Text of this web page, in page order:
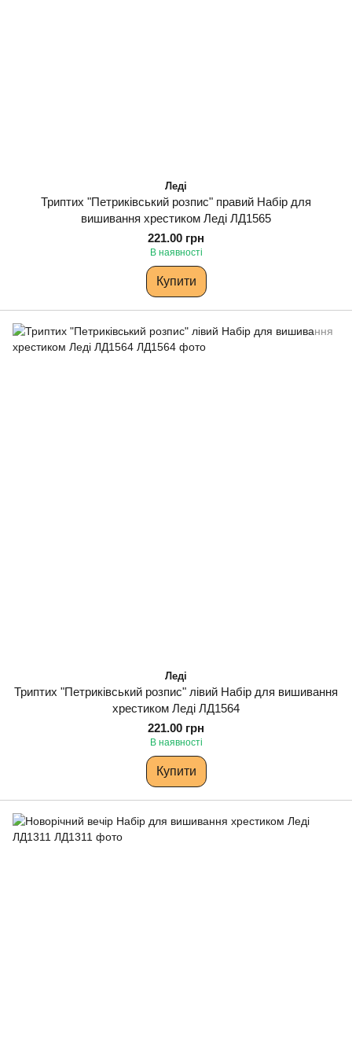
Леді
Триптих "Петриківський розпис" правий Набір для
вишивання хрестиком Леді ЛД1565
221.00 грн
В наявності
Купити
Леді
Триптих "Петриківський розпис" лівий Набір для вишивання
хрестиком Леді ЛД1564
221.00 грн
В наявності
Купити